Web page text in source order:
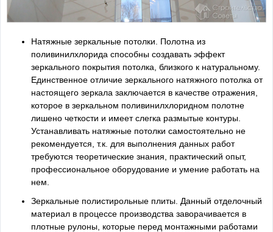
Натяжные зеркальные потолки. Полотна из
поливинилхлорида способны создавать эффект
зеркального покрытия потолка, близкого к натуральному.
Единственное отличие зеркального натяжного потолка от
настоящего зеркала заключается в качестве отражения,
которое в зеркальном поливинилхлоридном полотне
лишено четкости и имеет слегка размытые контуры.
Устанавливать натяжные потолки самостоятельно не
рекомендуется, т.к. для выполнения данных работ
требуются теоретические знания, практический опыт,
профессиональное оборудование и умение работать на
нем.
Зеркальные полистирольные плиты. Данный отделочный
материал в процессе производства заворачивается в
плотные рулоны, которые перед монтажными работами